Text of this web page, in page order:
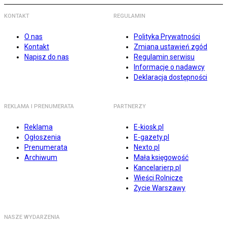
KONTAKT
O nas
Kontakt
Napisz do nas
REGULAMIN
Polityka Prywatności
Zmiana ustawień zgód
Regulamin serwisu
Informacje o nadawcy
Deklaracja dostępności
REKLAMA I PRENUMERATA
Reklama
Ogłoszenia
Prenumerata
Archiwum
PARTNERZY
E-kiosk.pl
E-gazety.pl
Nexto.pl
Mała księgowość
Kancelarierp.pl
Wieści Rolnicze
Życie Warszawy
NASZE WYDARZENIA